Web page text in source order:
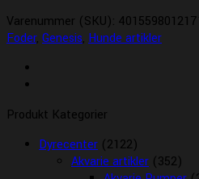
Varenummer (SKU):
Foder, Genesis, Hunde artikler
Produkt Kategorier
Dyrecenter (2122)
Akvarie artikler (352)